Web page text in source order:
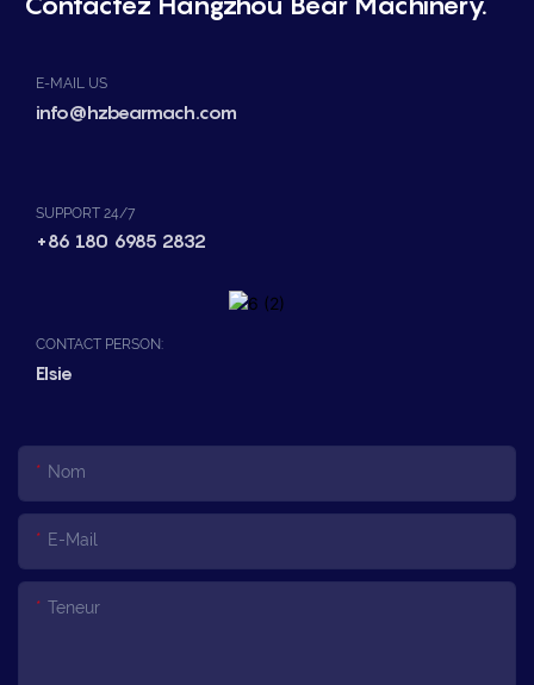
E-MAIL US
info@hzbearmach.com
SUPPORT 24/7
+86 180 6985 2832
CONTACT PERSON:
Elsie
Nom
E-Mail
Teneur